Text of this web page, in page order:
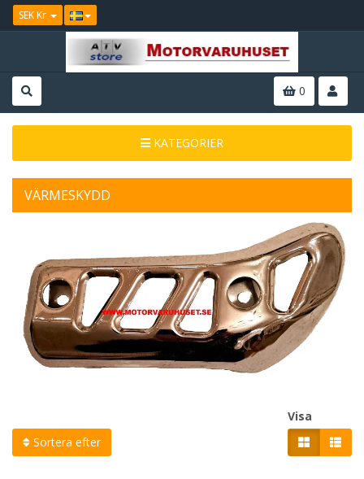
SEK Kr
0
KATEGORIER
VÄRMESKYDD
Sortera efter
Visa